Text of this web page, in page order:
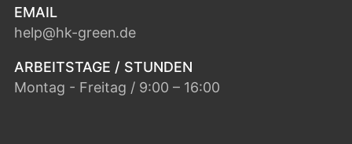
EMAIL
help@hk-green.de
ARBEITSTAGE / STUNDEN
Montag - Freitag / 9:00 – 16:00